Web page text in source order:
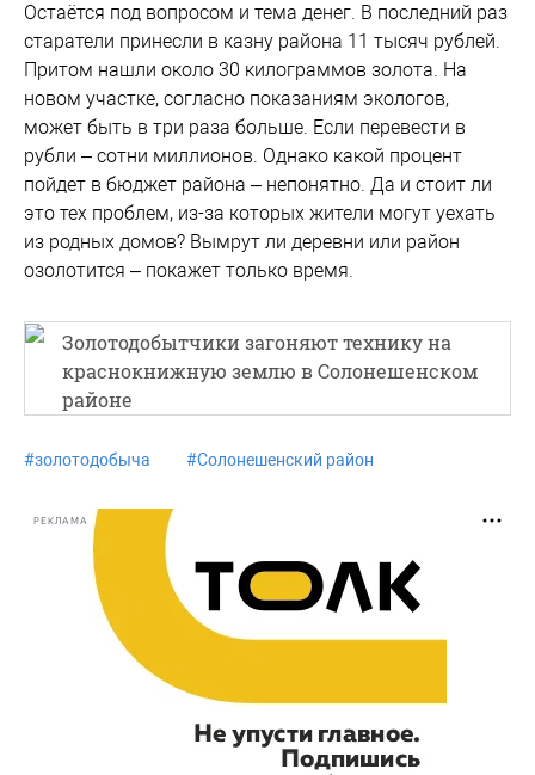
Остаётся под вопросом и тема денег. В последний раз
старатели принесли в казну района 11 тысяч рублей.
Притом нашли около 30 килограммов золота. На
новом участке, согласно показаниям экологов,
может быть в три раза больше. Если перевести в
рубли – сотни миллионов. Однако какой процент
пойдет в бюджет района – непонятно. Да и стоит ли
это тех проблем, из-за которых жители могут уехать
из родных домов? Вымрут ли деревни или район
озолотится – покажет только время.
Золотодобытчики загоняют технику на
краснокнижную землю в Солонешенском
районе
#золотодобыча #Солонешенский район
РЕКЛАМА